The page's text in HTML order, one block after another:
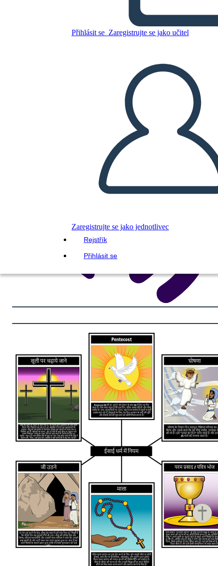
Přihlásit se Zaregistrujte se jako učitel
Zaregistrujte se jako jednotlivec
Rejstřík
Přihlásit se
ईसाई धर्म शर्तें
VYTVOŘIT STORYBOARD
PŘEHRÁT PREZENTACI
PŘEČTI MI